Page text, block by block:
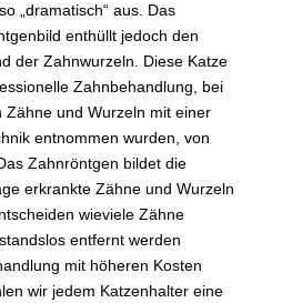
„dramatisch“ aus. Das
enthüllt jedoch den
der Zahnwurzeln. Diese Katze
Zahnbehandlung, bei
und Wurzeln mit einer
entnommen wurden, von
Zahnröntgen bildet die
erkrankte Zähne und Wurzeln
wieviele Zähne
entfernt werden
mit höheren Kosten
wir jedem Katzenhalter eine